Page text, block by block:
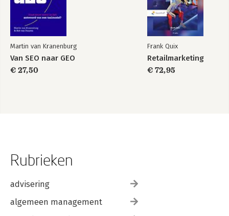
Martin van Kranenburg
Van SEO naar GEO
€ 27,50
Frank Quix
Retailmarketing
€ 72,95
Rubrieken
advisering
algemeen management